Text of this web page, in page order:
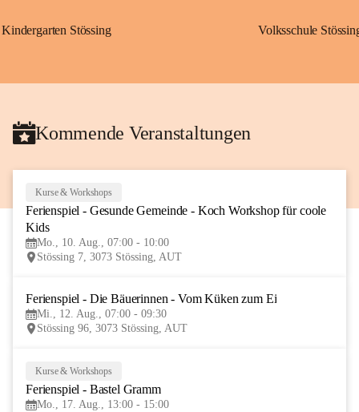
Kindergarten Stössing Volksschule
Kommende Veranstaltungen
AUG
Kurse & Workshops
Ferienspiel - Gesunde Gemeinde - Koch Workshop für coole
Kids
Mo., 10. Aug., 07:00 - 10:00
Stössing 7, 3073 Stössing, AUT
Ferienspiel - Die Bäuerinnen - Vom Küken zum Ei
Mi., 12. Aug., 07:00 - 09:30
Stössing 96, 3073 Stössing, AUT
Kurse & Workshops
Ferienspiel - Bastel Gramm
Mo., 17. Aug., 13:00 - 15:00